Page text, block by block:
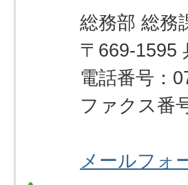
総務部 総務
〒669-1595
電話番号：
ファクス番
メールフォ